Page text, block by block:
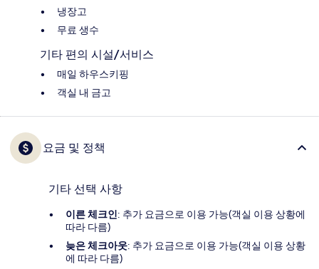
냉장고
무료 생수
기타 편의 시설/서비스
매일 하우스키핑
객실 내 금고
요금 및 정책
기타 선택 사항
이른 체크인: 추가 요금으로 이용 가능(객실 이용 상황에
따라 다름)
늦은 체크아웃: 추가 요금으로 이용 가능(객실 이용 상황
에 따라 다름)